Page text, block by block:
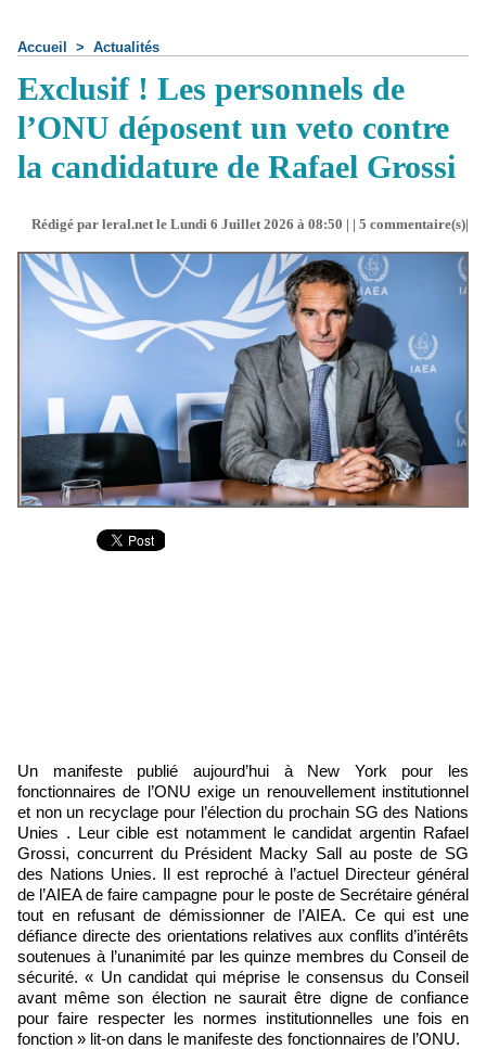
Accueil > Actualités
Exclusif ! Les personnels de
l’ONU déposent un veto contre
la candidature de Rafael Grossi
Rédigé par leral.net le Lundi 6 Juillet 2026 à 08:50 | | 5 commentaire(s)|
Un manifeste publié aujourd’hui à New York pour les
fonctionnaires de l’ONU exige un renouvellement institutionnel
et non un recyclage pour l’élection du prochain SG des Nations
Unies . Leur cible est notamment le candidat argentin Rafael
Grossi, concurrent du Président Macky Sall au poste de SG
des Nations Unies. Il est reproché à l’actuel Directeur général
de l’AIEA de faire campagne pour le poste de Secrétaire général
tout en refusant de démissionner de l’AIEA. Ce qui est une
défiance directe des orientations relatives aux conflits d’intérêts
soutenues à l’unanimité par les quinze membres du Conseil de
sécurité. « Un candidat qui méprise le consensus du Conseil
avant même son élection ne saurait être digne de confiance
pour faire respecter les normes institutionnelles une fois en
fonction » lit-on dans le manifeste des fonctionnaires de l’ONU.